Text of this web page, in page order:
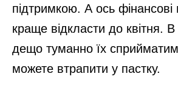
підтримкою. А ось фінансові
краще відкласти до квітня. В
дещо туманно їх
можете втрапити у пастку.